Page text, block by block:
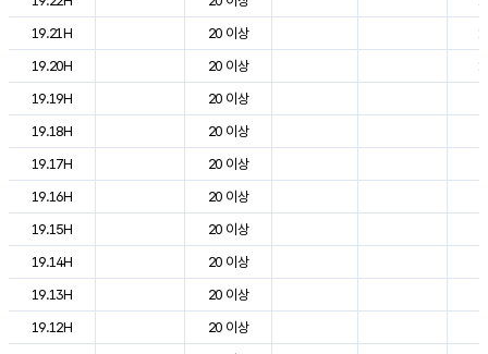
19.21H
20 이상
19.20H
20 이상
19.19H
20 이상
19.18H
20 이상
19.17H
20 이상
19.16H
20 이상
19.15H
20 이상
19.14H
20 이상
19.13H
20 이상
19.12H
20 이상